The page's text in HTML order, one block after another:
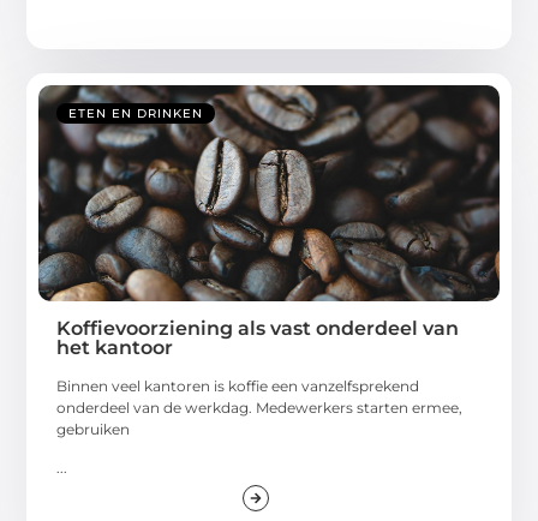
ETEN EN DRINKEN
Koffievoorziening als vast onderdeel van
het kantoor
Binnen veel kantoren is koffie een vanzelfsprekend
onderdeel van de werkdag. Medewerkers starten ermee,
gebruiken
...